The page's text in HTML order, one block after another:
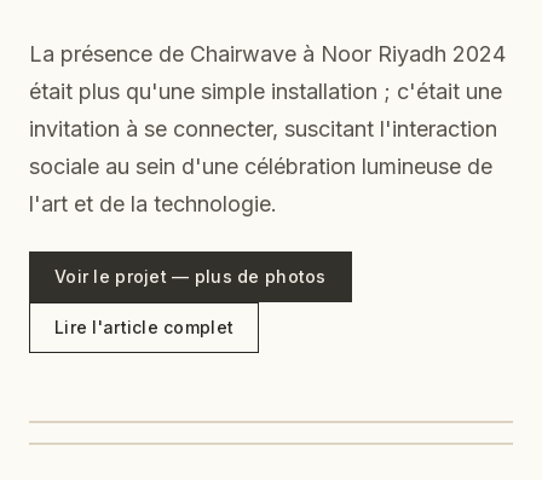
La présence de Chairwave à Noor Riyadh 2024
était plus qu'une simple installation ; c'était une
invitation à se connecter, suscitant l'interaction
sociale au sein d'une célébration lumineuse de
l'art et de la technologie.
Voir le projet — plus de photos
Lire l'article complet